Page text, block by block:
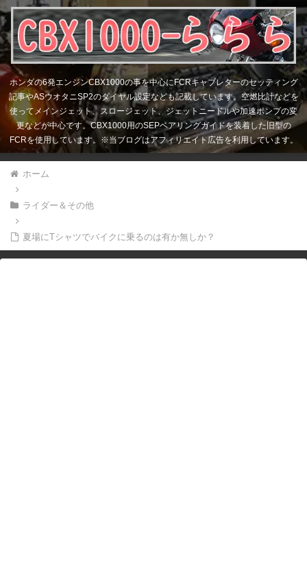
ホンダの6発エンジンCBX1000の事を中心にFCRキャブレターのセッティング
記事やASウオタニSP2のダイヤル設定なども記載しています。空燃比計などを
使ってメインジェット、スロージェット、ジェットニードルや加速ポンプの変
更などが中心です。CBX1000用のSEPベアリングガイドを装着した旧型の
FCRを使用しています。※当ブログはアフィリエイト広告を利用しています。
ホーム
ライダー＆その他
夏場にTシャツでバイクに乗るのは有か無しか？